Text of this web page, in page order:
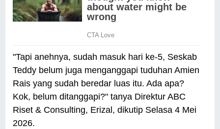
"Tapi anehnya, sudah masuk hari ke-5, Seskab
Teddy belum juga menganggapi tuduhan Amien
Rais yang sudah beredar luas itu. Ada apa?
Kok, belum ditanggapi?" tanya Direktur ABC
Riset & Consulting, Erizal, dikutip Selasa 4 Mei
2026.